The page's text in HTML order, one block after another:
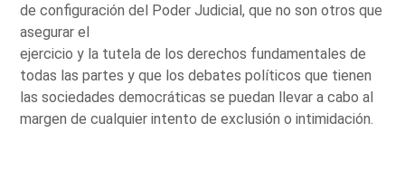
de configuración del Poder Judicial, que no son otros que
asegurar el
ejercicio y la tutela de los derechos fundamentales de
todas las partes y que los debates políticos que tienen
las sociedades democráticas se puedan llevar a cabo al
margen de cualquier intento de exclusión o intimidación.